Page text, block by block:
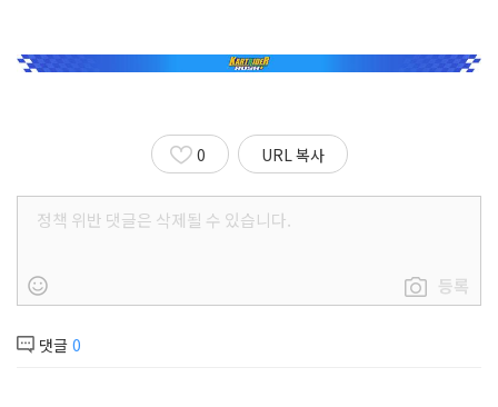
0 URL 복사
등록
댓글 0